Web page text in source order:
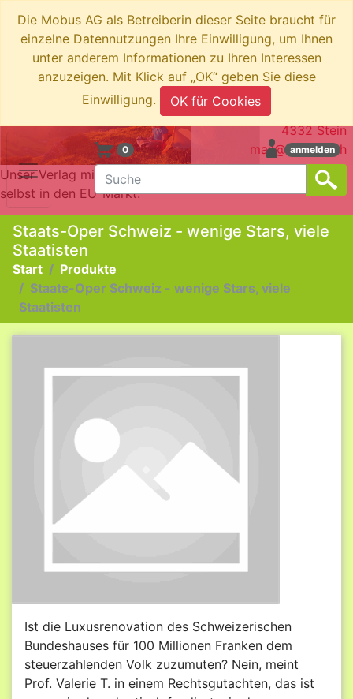
Die Mobus AG als Betreiberin dieser Seite braucht für
einzelne Datennutzungen Ihre Einwilligung, um Ihnen
unter anderem Informationen zu Ihren Interessen
anzuzeigen. Mit Klick auf „OK“ geben Sie diese
Einwilligung.
OK für Cookies
0 anmelden
swiboo.ch by Mobus AG
Brotkorbstrasse 3
4332 Stein
mail@swiboo.ch
Unser Verlag mit Schweizer Adresse bringt die Produkte
selbst in den EU-Markt.
Staats-Oper Schweiz - wenige Stars, viele
Staatisten
Start
Produkte
Staats-Oper Schweiz - wenige Stars, viele
Staatisten
Ist die Luxusrenovation des Schweizerischen
Bundeshauses für 100 Millionen Franken dem
steuerzahlenden Volk zuzumuten? Nein, meint
Prof. Valerie T. in einem Rechtsgutachten, das ist